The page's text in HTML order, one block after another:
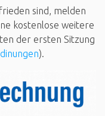
sind, melden
kostenlose weitere
der ersten Sitzung
).